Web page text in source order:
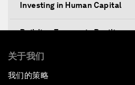
Investing in Human Capital
Building Economic Resilience
Boosting Institutional Reforms
关于我们
我们的策略